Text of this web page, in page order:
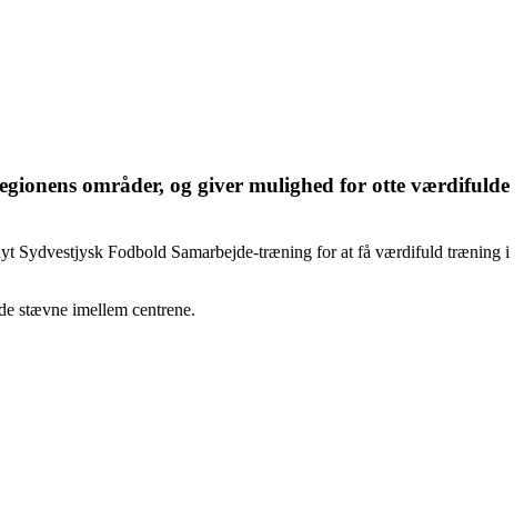
områder, og giver mulighed for otte værdifulde
Sydvestjysk Fodbold Samarbejde-træning for at få værdifuld træning i
stævne imellem centrene.